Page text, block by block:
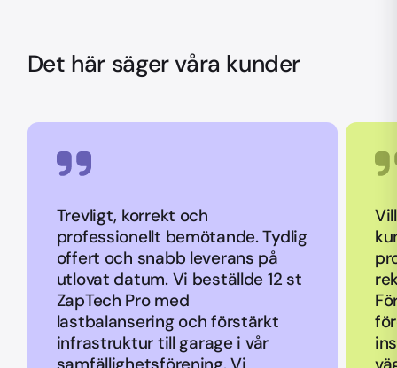
Det här säger våra kunder
Trevligt, korrekt och
professionellt bemötande. Tydlig
offert och snabb leverans på
utlovat datum. Vi beställde 12 st
ZapTech Pro med
lastbalansering och förstärkt
infrastruktur till garage i vår